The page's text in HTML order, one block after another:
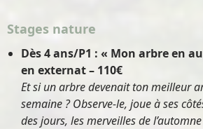
Stages nature
Dès 4 ans/P1 : « Mon arbre en
en externat – 110€
Et si un arbre devenait ton meilleur
semaine ? Observe-le, joue à ses
des jours, les merveilles de